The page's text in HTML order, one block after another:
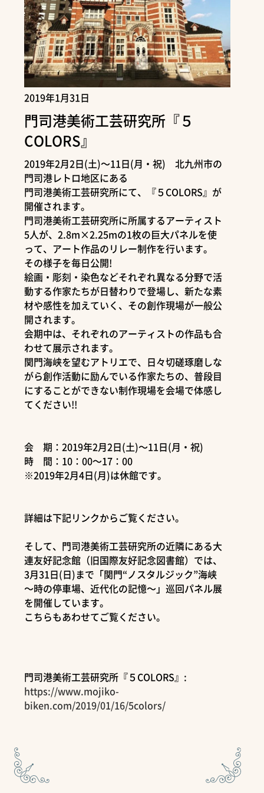
2019年1月31日
門司港美術工芸研究所『５
COLORS』
2019年2月2日(土)～11日(月・祝) 北九州市の
門司港レトロ地区にある
門司港美術工芸研究所にて、『５COLORS』が
開催されます。
門司港美術工芸研究所に所属するアーティスト
5人が、2.8m×2.25mの1枚の巨大パネルを使
って、アート作品のリレー制作を行います。
その様子を毎日公開!
絵画・彫刻・染色などそれぞれ異なる分野で活
動する作家たちが日替わりで登場し、新たな素
材や感性を加えていく、その創作現場が一般公
開されます。
会期中は、それぞれのアーティストの作品も合
わせて展示されます。
関門海峡を望むアトリエで、日々切磋琢磨しな
がら創作活動に励んでいる作家たちの、普段目
にすることができない制作現場を会場で体感し
てください!!
会 期：2019年2月2日(土)～11日(月・祝)
時 間：10：00～17：00
※2019年2月4日(月)は休館です。
詳細は下記リンクからご覧ください。
そして、門司港美術工芸研究所の近隣にある大
連友好記念館（旧国際友好記念図書館）では、
3月31日(日)まで「関門“ノスタルジック”海峡
～時の停車場、近代化の記憶～」巡回パネル展
を開催しています。
こちらもあわせてご覧ください。
門司港美術工芸研究所『５COLORS』:
https://www.mojiko-
biken.com/2019/01/16/5colors/